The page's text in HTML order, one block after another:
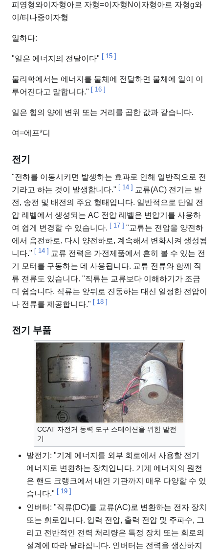
피 영형와이자형아르 자형=이자형 N 이자형아르 자형g와
이 /티 나중이자형
일하다:
"일은 에너지의 전달이다" [ 15 ]
물리학에서는 에너지를 물체에 전달하면 물체에 일이 이
루어진다고 말합니다." [ 16 ]
일은 힘의 양에 변위 또는 거리를 곱한 값과 같습니다.
여=에프*디
전기
"전하를 이동시키면 발생하는 효과로 인해 일반적으로 전
기라고 하는 것이 발생합니다." [ 14 ] 교류(AC) 전기는 발
전, 송전 및 배전의 주요 형태입니다. 일반적으로 단일 전
압 레벨에서 생성되는 AC 전압 레벨은 변압기를 사용하
여 쉽게 변경할 수 있습니다. [ 17 ] "교류는 전압을 양전하
에서 음전하로, 다시 양전하로, 계속해서 변화시켜 생성됩
니다." [ 14 ] 교류 전력은 가전제품에서 흔히 볼 수 있는 전
기 모터를 구동하는 데 사용됩니다. 교류 전류와 함께 직
류 전류도 있습니다. "직류는 교류보다 이해하기가 조금
더 쉽습니다. 직류는 앞뒤로 진동하는 대신 일정한 전압이
나 전류를 제공합니다." [ 18 ]
전기 부품
CCAT 자전거 동력 도구 스테이션을 위한 발전
기
발전기: "기계 에너지를 외부 회로에서 사용할 전기
에너지로 변환하는 장치입니다. 기계 에너지의 원천
은 핸드 크랭크에서 내연 기관까지 매우 다양할 수 있
습니다." [ 19 ]
인버터: "직류(DC)를 교류(AC)로 변환하는 전자 장치
또는 회로입니다. 입력 전압, 출력 전압 및 주파수, 그
리고 전반적인 전력 처리량은 특정 장치 또는 회로의
설계에 따라 달라집니다. 인버터는 전력을 생산하지